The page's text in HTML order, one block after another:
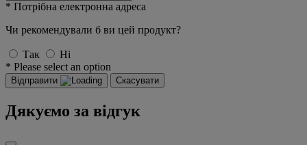
* Потрібна електронна адреса
Чи рекомендували б ви цей продукт?
Так
Ні
* Please select an option
Відправити Скасувати
Дякуємо за відгук